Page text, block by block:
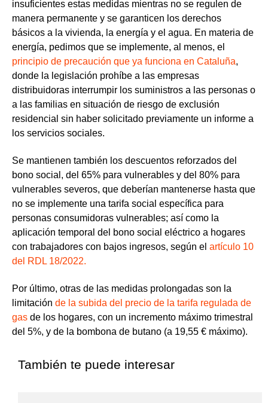
insuficientes estas medidas mientras no se regulen de
manera permanente y se garanticen los derechos
básicos a la vivienda, la energía y el agua. En materia de
energía, pedimos que se implemente, al menos, el
principio de precaución que ya funciona en Cataluña,
donde la legislación prohíbe a las empresas
distribuidoras interrumpir los suministros a las personas o
a las familias en situación de riesgo de exclusión
residencial sin haber solicitado previamente un informe a
los servicios sociales.
Se mantienen también los descuentos reforzados del
bono social, del 65% para vulnerables y del 80% para
vulnerables severos, que deberían mantenerse hasta que
no se implemente una tarifa social específica para
personas consumidoras vulnerables; así como la
aplicación temporal del bono social eléctrico a hogares
con trabajadores con bajos ingresos, según el artículo 10
del RDL 18/2022.
Por último, otras de las medidas prolongadas son la
limitación de la subida del precio de la tarifa regulada de
gas de los hogares, con un incremento máximo trimestral
del 5%, y de la bombona de butano (a 19,55 € máximo).
También te puede interesar